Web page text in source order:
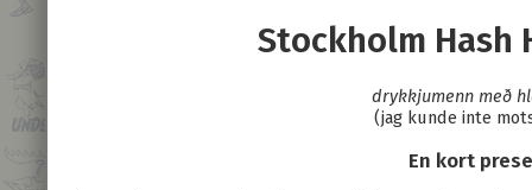
Stockholm Hash
drykkjumenn með
(jag kunde inte
En kort